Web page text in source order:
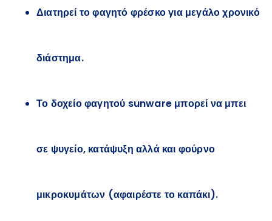
Διατηρεί το φαγητό φρέσκο για μεγάλο χρονικό
διάστημα.
Το δοχείο φαγητού sunware μπορεί να μπει
σε ψυγείο, κατάψυξη αλλά και φούρνο
μικροκυμάτων (αφαιρέστε το καπάκι).